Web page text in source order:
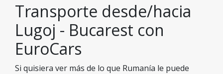
Transporte desde/hacia
Lugoj - Bucarest con
EuroCars
Si quisiera ver más de lo que Rumanía le puede